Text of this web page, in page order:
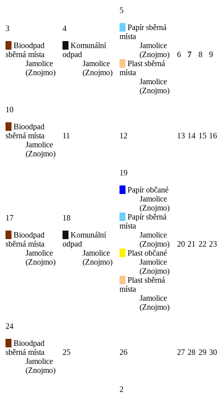
3
Bioodpad
sběrná místa
Jamolice
(Znojmo)
4
Komunální
odpad
Jamolice
(Znojmo)
5
Papír sběrná
místa
Jamolice
(Znojmo)
Plast sběrná
místa
Jamolice
(Znojmo)
6 7 8 9
10
Bioodpad
sběrná místa
Jamolice
(Znojmo)
11 12 13 14 15 16
17
Bioodpad
sběrná místa
Jamolice
(Znojmo)
18
Komunální
odpad
Jamolice
(Znojmo)
19
Papír občané
Jamolice
(Znojmo)
Papír sběrná
místa
Jamolice
(Znojmo)
Plast občané
Jamolice
(Znojmo)
Plast sběrná
místa
Jamolice
(Znojmo)
20 21 22 23
24
Bioodpad
sběrná místa
Jamolice
(Znojmo)
25 26 27 28 29 30
2